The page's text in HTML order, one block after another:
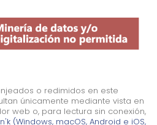
o redimidos en este
únicamente mediante vista en
web o, para lectura sin conexión,
(Windows, macOS, Android e iOS,